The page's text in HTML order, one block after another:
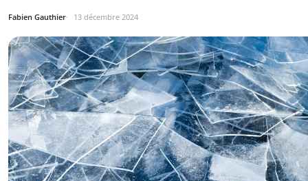
Fabien Gauthier 13 décembre 2024